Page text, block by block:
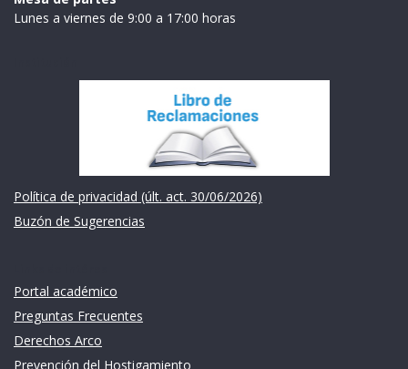
Lunes a viernes de 9:00 a 17:00 horas
Política de privacidad (últ. act. 30/06/2026)
Buzón de Sugerencias
Portal académico
Preguntas Frecuentes
Derechos Arco
Prevención del Hostigamiento